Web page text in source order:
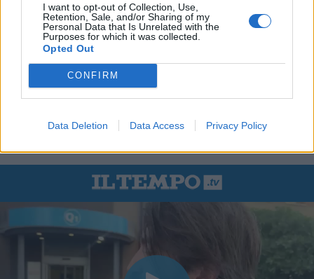
I want to opt-out of Collection, Use,
Retention, Sale, and/or Sharing of my
Personal Data that Is Unrelated with the
Purposes for which it was collected.
Opted Out
CONFIRM
Data Deletion Data Access Privacy Policy